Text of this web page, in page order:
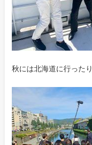
秋には北海道に行ったり